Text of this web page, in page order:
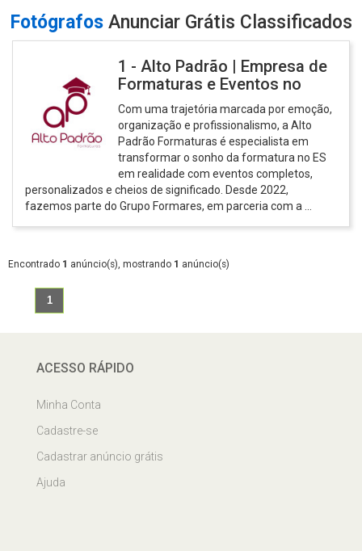
FotógrafosAnunciar Grátis Classificados
1 - Alto Padrão | Empresa de
Formaturas e Eventos no
Com uma trajetória marcada por emoção,
organização e profissionalismo, a Alto
Padrão Formaturas é especialista em
transformar o sonho da formatura no ES
em realidade com eventos completos,
personalizados e cheios de significado. Desde 2022,
fazemos parte do Grupo Formares, em parceria com a ...
Encontrado 1 anúncio(s), mostrando 1 anúncio(s)
1
ACESSO RÁPIDO
Minha Conta
Cadastre-se
Cadastrar anúncio grátis
Ajuda